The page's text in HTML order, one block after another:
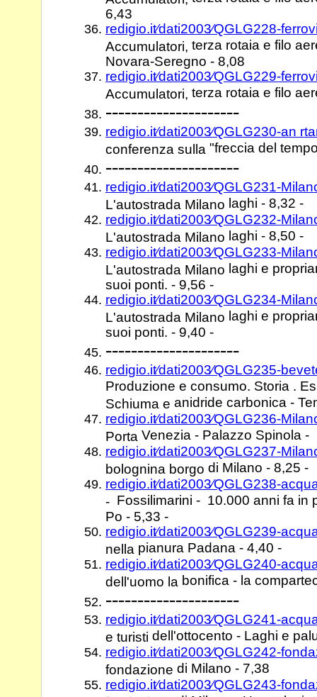
6,43
redigio.it⁄dati2003⁄QGLG228-
Accumulatori, terza rotaia e filo
Novara-Seregno - 8,08
redigio.it⁄dati2003⁄QGLG229-
Accumulatori, terza rotaia e filo
---------------------
redigio.it⁄dati2003⁄QGLG230-an
conferenza sulla "freccia del
---------------------
redigio.it⁄dati2003⁄QGLG231-
L'autostrada Milano laghi - 8,32 -
redigio.it⁄dati2003⁄QGLG232-
L'autostrada Milano laghi - 8,50 -
redigio.it⁄dati2003⁄QGLG233-
L'autostrada Milano laghi e
suoi ponti. - 9,56 -
redigio.it⁄dati2003⁄QGLG234-
L'autostrada Milano laghi e
suoi ponti. - 9,40 -
---------------------
redigio.it⁄dati2003⁄QGLG235-
Produzione e consumo. Storia .
Schiuma e anidride carbonica -
redigio.it⁄dati2003⁄QGLG236-
Porta Venezia - Palazzo Spinola -
redigio.it⁄dati2003⁄QGLG237-
bolognina borgo di Milano - 8,25 -
redigio.it⁄dati2003⁄QGLG238-
- Fossilimarini - 10.000 anni fa in
Po - 5,33 -
redigio.it⁄dati2003⁄QGLG239-
nella pianura Padana - 4,40 -
redigio.it⁄dati2003⁄QGLG240-
dell'uomo la bonifica - la
---------------------
redigio.it⁄dati2003⁄QGLG241-
e turisti dell'ottocento - Laghi e
redigio.it⁄dati2003⁄QGLG242-
fondazione di Milano - 7,38
redigio.it⁄dati2003⁄QGLG243-